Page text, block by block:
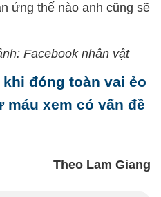
ứng thế nào anh cũng sẽ
Facebook nhân vật
đóng toàn vai ẻo
xem có vấn đề
Theo Lam Giang